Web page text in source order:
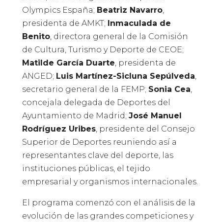
Olympics España; Beatriz Navarro,
presidenta de AMKT; Inmaculada de
Benito, directora general de la Comisión
de Cultura, Turismo y Deporte de CEOE;
Matilde García Duarte , presidenta de
ANGED; Luis Martínez-Sicluna Sepúlveda
secretario general de la FEMP; Sonia Cea
concejala delegada de Deportes del
Ayuntamiento de Madrid; José Manuel
Rodríguez Uribes, presidente del Consejo
Superior de Deportes reuniendo así a
representantes clave del deporte, las
instituciones públicas, el tejido
empresarial y organismos internacionales.
El programa comenzó con el análisis de la
evolución de las grandes competiciones y